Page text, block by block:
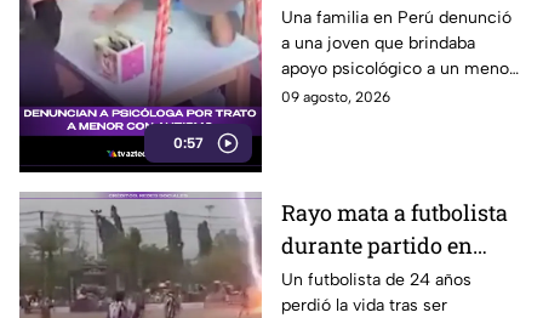
0:57
a menor con autismo
Una familia en Perú denunció
a una joven que brindaba
apoyo psicológico a un menor
con autismo no verbal, tras
09 agosto, 2026
Rayo mata a futbolista
durante partido en
Tailandia
Un futbolista de 24 años
perdió la vida tras ser